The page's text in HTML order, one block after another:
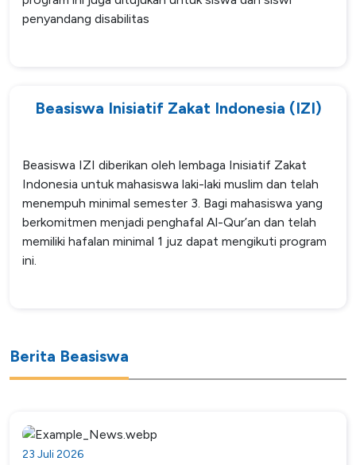
penyandang disabilitas
Beasiswa Inisiatif Zakat Indonesia (IZI)
Beasiswa IZI diberikan oleh lembaga Inisiatif Zakat
Indonesia untuk mahasiswa laki-laki muslim dan telah
menempuh minimal semester 3. Bagi mahasiswa yang
berkomitmen menjadi penghafal Al-Qur’an dan telah
memiliki hafalan minimal 1 juz dapat mengikuti program
ini.
Berita Beasiswa
23 Juli 2026